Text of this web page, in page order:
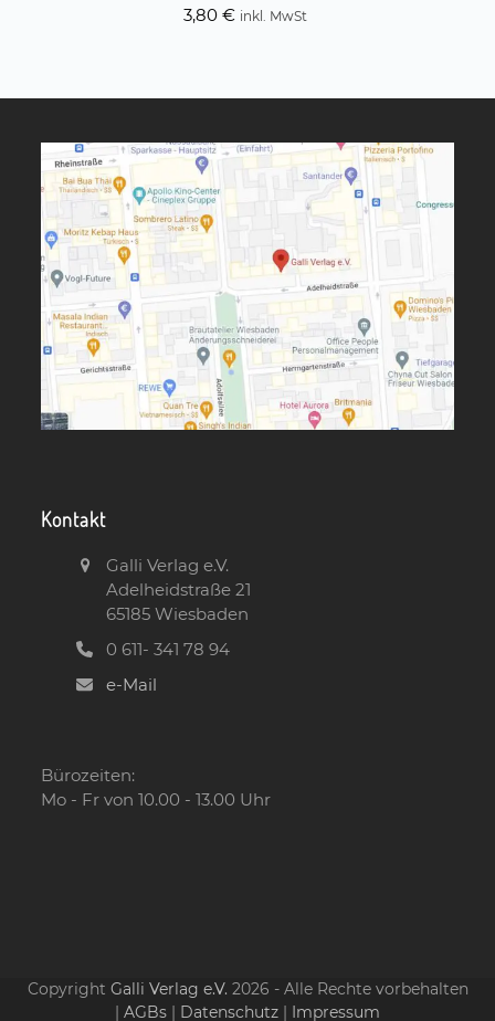
3,80 € inkl. MwSt
Kontakt
Galli Verlag e.V.
Adelheidstraße 21
65185 Wiesbaden
0 611- 341 78 94
e-Mail
Bürozeiten:
Mo - Fr von 10.00 - 13.00 Uhr
Copyright Galli Verlag e.V. 2026 - Alle Rechte vorbehalten
| AGBs | Datenschutz | Impressum